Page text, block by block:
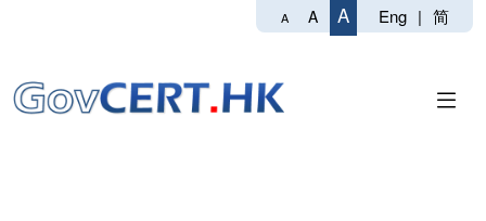
A A A Eng | 简